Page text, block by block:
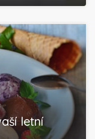
letní